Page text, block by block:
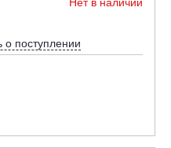
поступлении